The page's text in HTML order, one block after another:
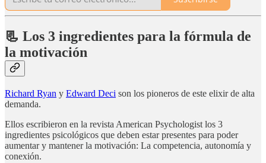
📃 Los 3 ingredientes para la fórmula de
la motivación
Richard Ryan y Edward Deci son los pioneros de este elixir de alta
demanda.
Ellos escribieron en la revista American Psychologist los 3
ingredientes psicológicos que deben estar presentes para poder
aumentar y mantener la motivación: La competencia, autonomía y
conexión.